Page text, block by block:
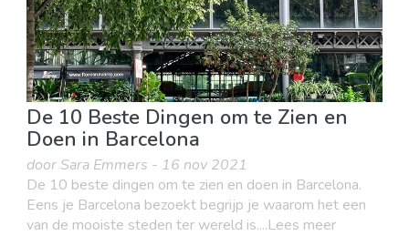
De 10 Beste Dingen om te Zien en
Doen in Barcelona
door Sara Emmers - 16 nov 2021
De 10 beste dingen om te zien en doen in Barcelona.
Eens je Barcelona bezoekt begrijp je waarom het een
van de mooiste steden ter wereld is....Lees meer